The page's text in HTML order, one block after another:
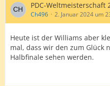
PDC-Weltmeisterschaft
Ch496 2. Januar 2024 um
Heute ist der Williams aber
mal, dass wir den zum Glück
Halbfinale sehen werden.